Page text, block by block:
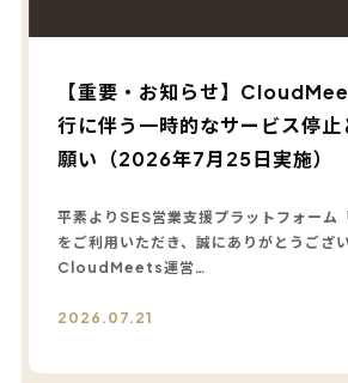
【重要・お知らせ】
行に伴う一時的なサービス停止
願い（2026年7月25日実施）
平素よりSES営業支援プラットフォー
をご利用いただき、誠にありがとうござい
CloudMeets運営…
2026.07.21